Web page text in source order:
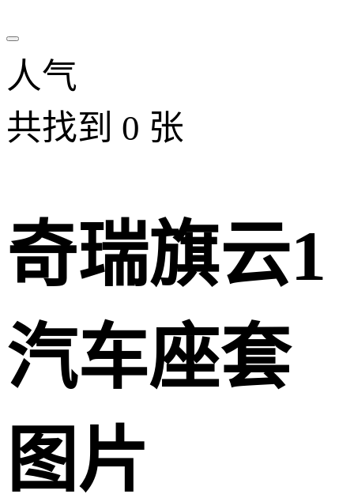
人气
共找到 0 张
奇瑞旗云1
汽车座套
图片